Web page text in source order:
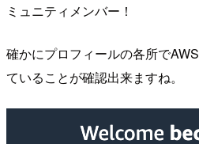
ミュニティメンバー！
確かにプロフィールの各所で
ていることが確認出来ますね。